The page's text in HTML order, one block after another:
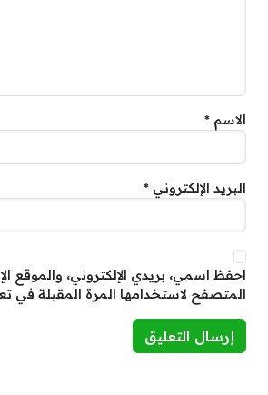
الاسم *
البريد الإلكتروني *
احفظ اسمي، بريدي الإلكتروني، والموقع
المتصفح لاستخدامها المرة المقبلة في